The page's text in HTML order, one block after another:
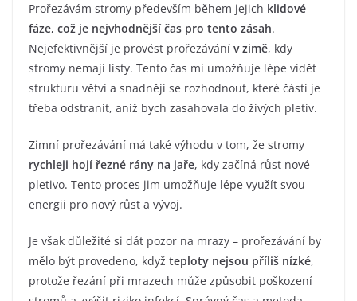
Prořezávám stromy především během jejich klidové
fáze, což je nejvhodnější čas pro tento zásah.
Nejefektivnější je provést prořezávání v zimě, kdy
stromy nemají listy. Tento čas mi umožňuje lépe vidět
strukturu větví a snadněji se rozhodnout, které části je
třeba odstranit, aniž bych zasahovala do živých pletiv.
Zimní prořezávání má také výhodu v tom, že stromy
rychleji hojí řezné rány na jaře, kdy začíná růst nové
pletivo. Tento proces jim umožňuje lépe využít svou
energii pro nový růst a vývoj.
Je však důležité si dát pozor na mrazy – prořezávání by
mělo být provedeno, když teploty nejsou příliš nízké,
protože řezání při mrazech může způsobit poškození